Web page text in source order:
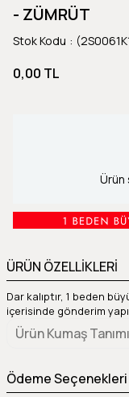
- ZÜMRÜT
Stok Kodu
0,00 TL
Ürün
ÜRÜN ÖZELLİKLERİ
Dar kalıptır, 1 beden
içerisinde gönderim
Ürün Kumaş Tanımı
Ödeme Seçenekleri